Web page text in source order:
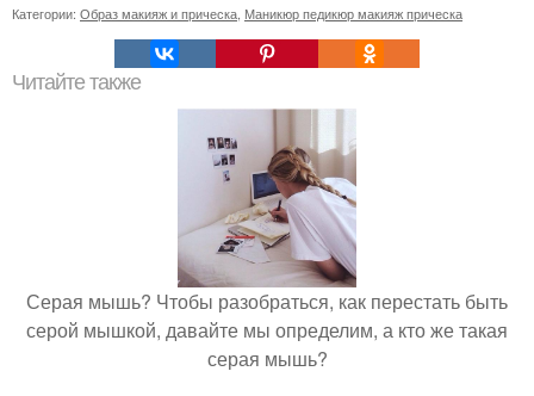
Категории: Образ макияж и прическа Маникюр педикюр макияж прическа
Читайте также
Серая мышь? Чтобы разобраться, как перестать быть
серой мышкой, давайте мы определим, а кто же такая
серая мышь?